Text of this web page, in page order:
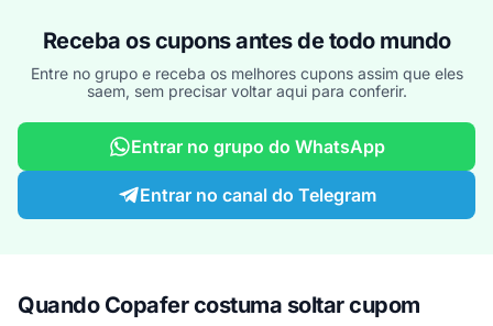
Receba os cupons antes de todo mundo
Entre no grupo e receba os melhores cupons assim que eles
saem, sem precisar voltar aqui para conferir.
Entrar no grupo do WhatsApp
Entrar no canal do Telegram
Quando Copafer costuma soltar cupom